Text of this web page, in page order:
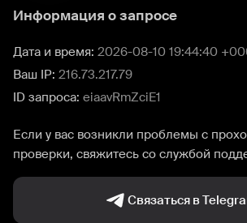
Информация о запросе
Дата и время: 2026-08-10 19:44:40
Ваш IP: 216.73.217.79
ID запроса: eiaavRmZciE1
Если у вас возникли проблемы с
проверки, свяжитесь со службой
Связаться в